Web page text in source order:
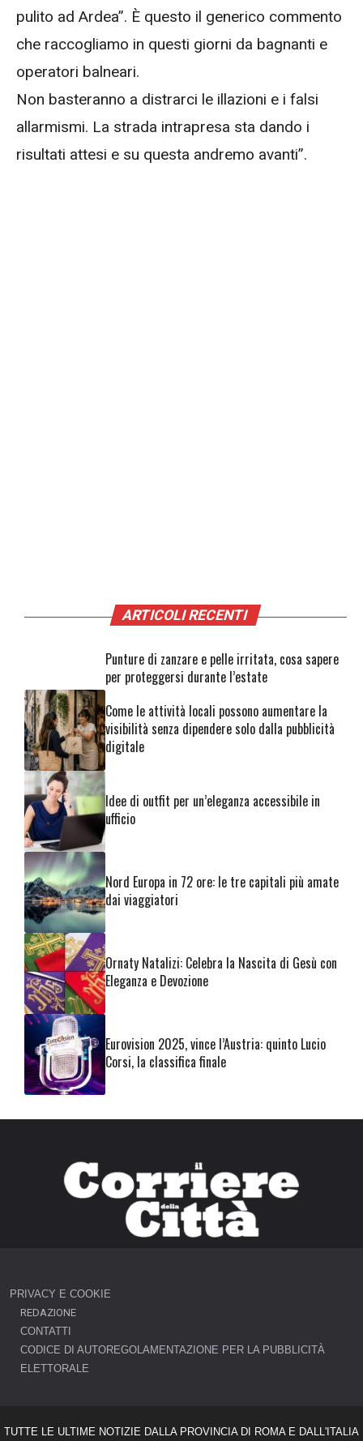
pulito ad Ardea”. È questo il generico commento
che raccogliamo in questi giorni da bagnanti e
operatori balneari.
Non basteranno a distrarci le illazioni e i falsi
allarmismi. La strada intrapresa sta dando i
risultati attesi e su questa andremo avanti”.
ARTICOLI RECENTI
Punture di zanzare e pelle irritata, cosa sapere
per proteggersi durante l’estate
Come le attività locali possono aumentare la
visibilità senza dipendere solo dalla pubblicità
digitale
Idee di outfit per un’eleganza accessibile in
ufficio
Nord Europa in 72 ore: le tre capitali più amate
dai viaggiatori
Ornaty Natalizi: Celebra la Nascita di Gesù con
Eleganza e Devozione
Eurovision 2025, vince l’Austria: quinto Lucio
Corsi, la classifica finale
PRIVACY E COOKIE
REDAZIONE
CONTATTI
CODICE DI AUTOREGOLAMENTAZIONE PER LA PUBBLICITÀ
ELETTORALE
TUTTE LE ULTIME NOTIZIE DALLA PROVINCIA DI ROMA E DALL'ITALIA